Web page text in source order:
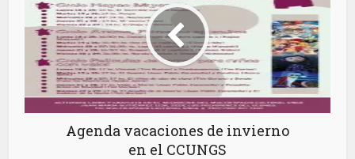
Agenda vacaciones de invierno
en el CCUNGS